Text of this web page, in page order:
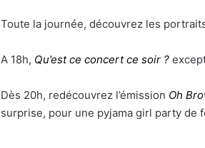
Toute la journée, découvrez les
A 18h, Qu’est ce concert ce soir ?
Dès 20h, redécouvrez l’émission Oh
surprise, pour une pyjama girl party de